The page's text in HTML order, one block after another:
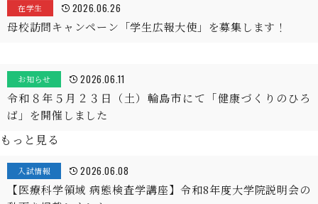
在学生 2026.06.26
母校訪問キャンペーン「学生広報大使」を募集します！
お知らせ 2026.06.11
令和８年５月２３日（土）輪島市にて「健康づくりのひろ
ば」を開催しました
もっと見る
入試情報 2026.06.08
【医療科学領域 病態検査学講座】令和8年度大学院説明会の